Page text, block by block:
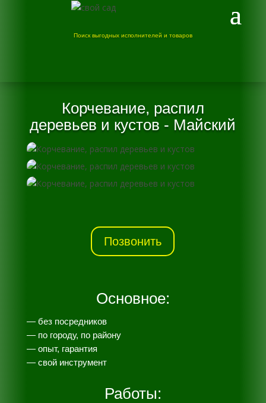
Поиск выгодных исполнителей и товаров
Корчевание, распил
деревьев и кустов - Майский
Позвонить
Основное:
— без посредников
— по городу, по району
— опыт, гарантия
— свой инструмент
Работы: